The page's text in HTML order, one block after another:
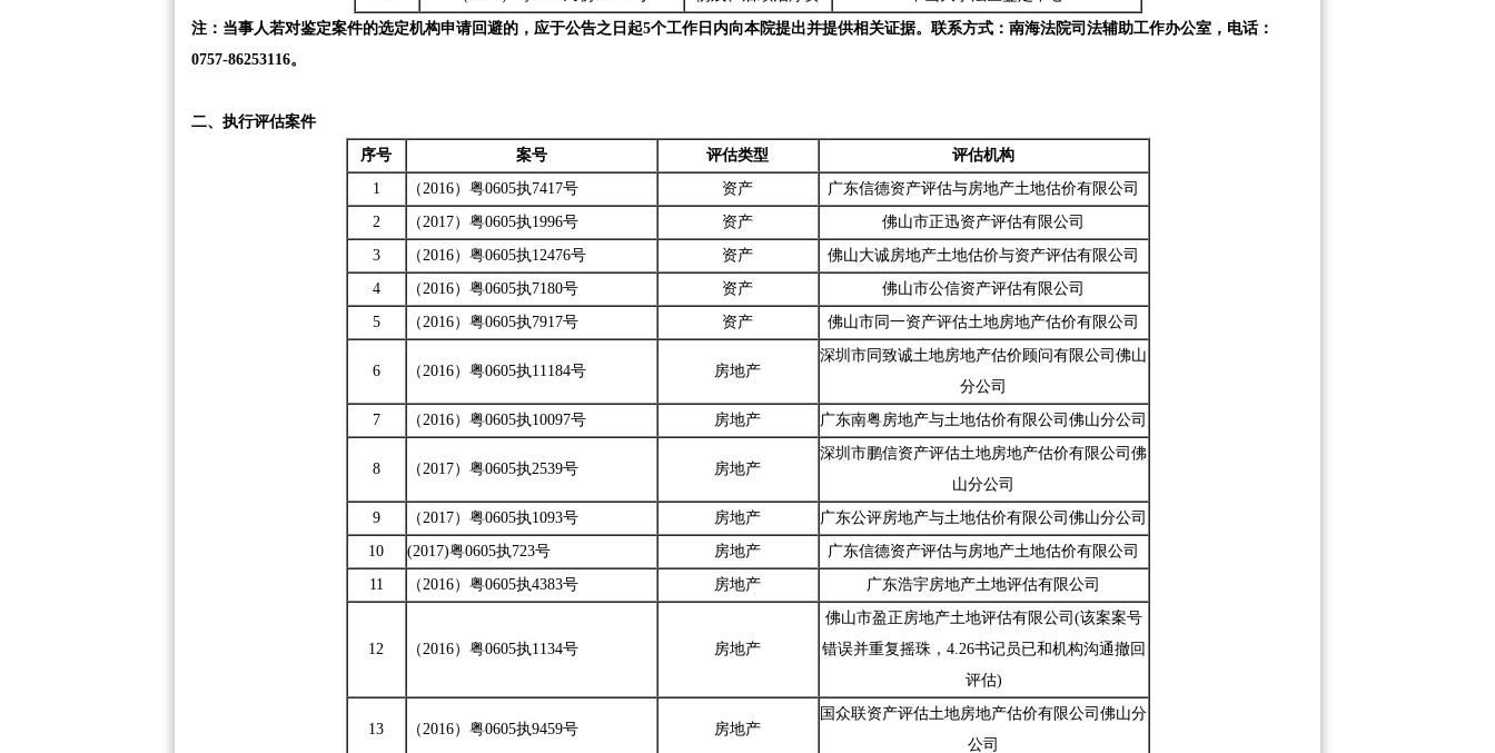
注：当事人若对鉴定案件的选定机构申请回避的，应于公告之日起5个工作日内向本院提出并提供相关证据。联系方式：南海法院司法辅助工作办公室，电话：
0757-86253116。
二、执行评估案件
序号
案号 评估类型
评估机构
1
（2016）粤0605执7417号 资产
广东信德资产评估与房地产土地估价有限公司
2
（2017）粤0605执1996号 资产
佛山市正迅资产评估有限公司
3
（2016）粤0605执12476号 资产
佛山大诚房地产土地估价与资产评估有限公司
4
（2016）粤0605执7180号 资产
佛山市公信资产评估有限公司
5
（2016）粤0605执7917号 资产 佛山市同一资产评估土地房地产估价有限公司
6 （2016）粤0605执11184号 房地产
深圳市同致诚土地房地产估价顾问有限公司佛山
分公司
7
（2016）粤0605执10097号 房地产 广东南粤房地产与土地估价有限公司佛山分公司
8 （2017）粤0605执2539号 房地产
深圳市鹏信资产评估土地房地产估价有限公司佛
山分公司
9
（2017）粤0605执1093号 房地产
广东公评房地产与土地估价有限公司佛山分公司
10
(2017)粤0605执723号 房地产
广东信德资产评估与房地产土地估价有限公司
11
（2016）粤0605执4383号 房地产 广东浩宇房地产土地评估有限公司
12 （2016）粤0605执1134号 房地产
佛山市盈正房地产土地评估有限公司(该案案号
错误并重复摇珠，4.26书记员已和机构沟通撤回
评估)
13 （2016）粤0605执9459号 房地产
国众联资产评估土地房地产估价有限公司佛山分
公司